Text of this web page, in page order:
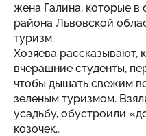
жена Галина, которые в
района Львовской
туризм.
Хозяева рассказывают,
вчерашние студенты,
чтобы дышать свежим
зеленым туризмом.
усадьбу, обустроили
козочек…